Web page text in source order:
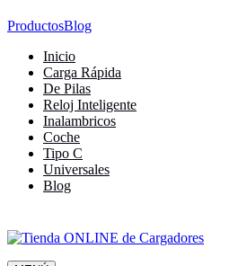
ProductosBlog
Inicio
Carga Rápida
De Pilas
Reloj Inteligente
Inalambricos
Coche
Tipo C
Universales
Blog